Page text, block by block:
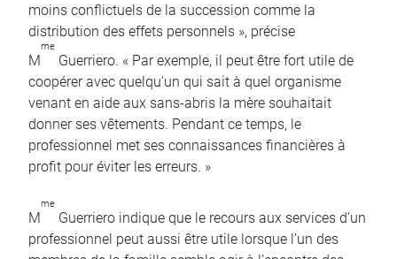
moins conflictuels de la succession comme la
distribution des effets personnels », précise
M
me
Guerriero. « Par exemple, il peut être fort utile de
coopérer avec quelqu’un qui sait à quel organisme
venant en aide aux sans-abris la mère souhaitait
donner ses vêtements. Pendant ce temps, le
professionnel met ses connaissances financières à
profit pour éviter les erreurs. »
M
me
Guerriero indique que le recours aux services d’un
professionnel peut aussi être utile lorsque l’un des